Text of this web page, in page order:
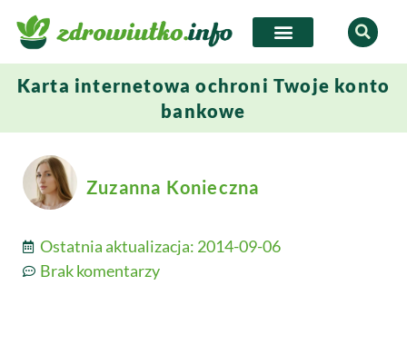
Karta internetowa ochroni Twoje konto
bankowe
Zuzanna Konieczna
Ostatnia aktualizacja: 2014-09-06
Brak komentarzy